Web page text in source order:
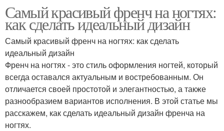
Самый красивый френч на ногтях:
как сделать идеальный дизайн
Самый красивый френч на ногтях: как сделать
идеальный дизайн
Френч на ногтях - это стиль оформления ногтей, который
всегда оставался актуальным и востребованным. Он
отличается своей простотой и элегантностью, а также
разнообразием вариантов исполнения. В этой статье мы
расскажем, как сделать идеальный дизайн френча на
ногтях.